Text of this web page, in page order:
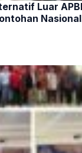
Luar
Nasional